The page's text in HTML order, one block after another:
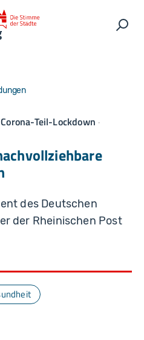
Teil-Lockdown
des Deutschen
der Rheinischen Post